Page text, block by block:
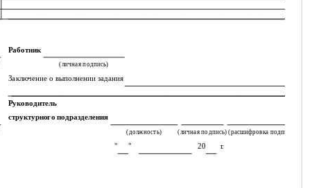
Работник
(личная подпись)
Заключение о выполнении задания
Руководитель
структурного подразделения
(должность) (личная подпись) (расшифровка подписи)
" " 20 г.